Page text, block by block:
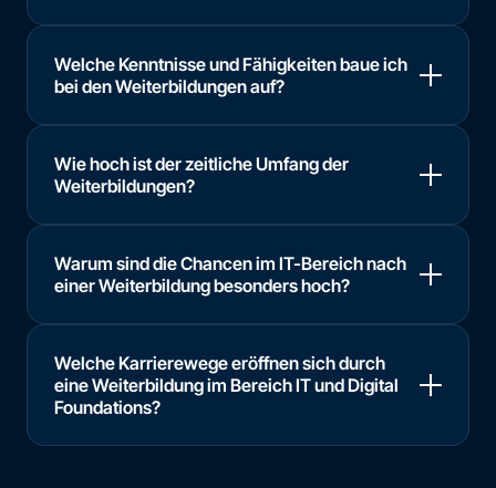
Welche Kenntnisse und Fähigkeiten baue ich
bei den Weiterbildungen auf?
Wie hoch ist der zeitliche Umfang der
Weiterbildungen?
Warum sind die Chancen im IT-Bereich nach
einer Weiterbildung besonders hoch?
Welche Karrierewege eröffnen sich durch
eine Weiterbildung im Bereich IT und Digital
Foundations?